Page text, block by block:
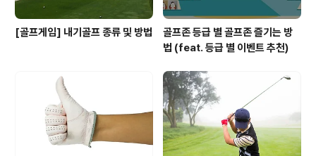
[골프게임] 내기골프 종류 및 방법
골프존 등급 별 골프존 즐기는 방
법 (feat. 등급 별 이벤트 추천)